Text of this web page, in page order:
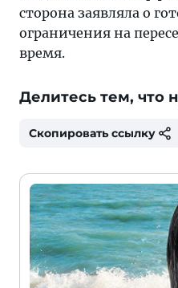
сторона заявляла о
ограничения на
время.
Делитесь тем, что
Скопировать ссылку